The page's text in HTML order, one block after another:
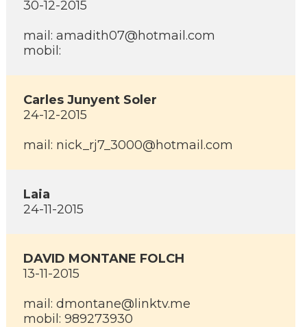
30-12-2015
mail: amadith07@hotmail.com
mobil:
Carles Junyent Soler
24-12-2015
mail: nick_rj7_3000@hotmail.com
Laia
24-11-2015
DAVID MONTANE FOLCH
13-11-2015
mail: dmontane@linktv.me
mobil: 989273930